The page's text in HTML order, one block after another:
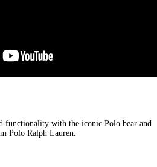
functionality with the iconic Polo bear and
Polo Ralph Lauren.